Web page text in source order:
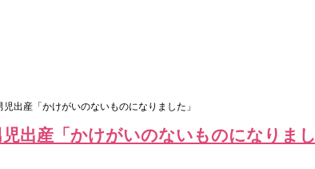
出産「かけがいのないものになりました」
出産「かけがいのないものになりまし